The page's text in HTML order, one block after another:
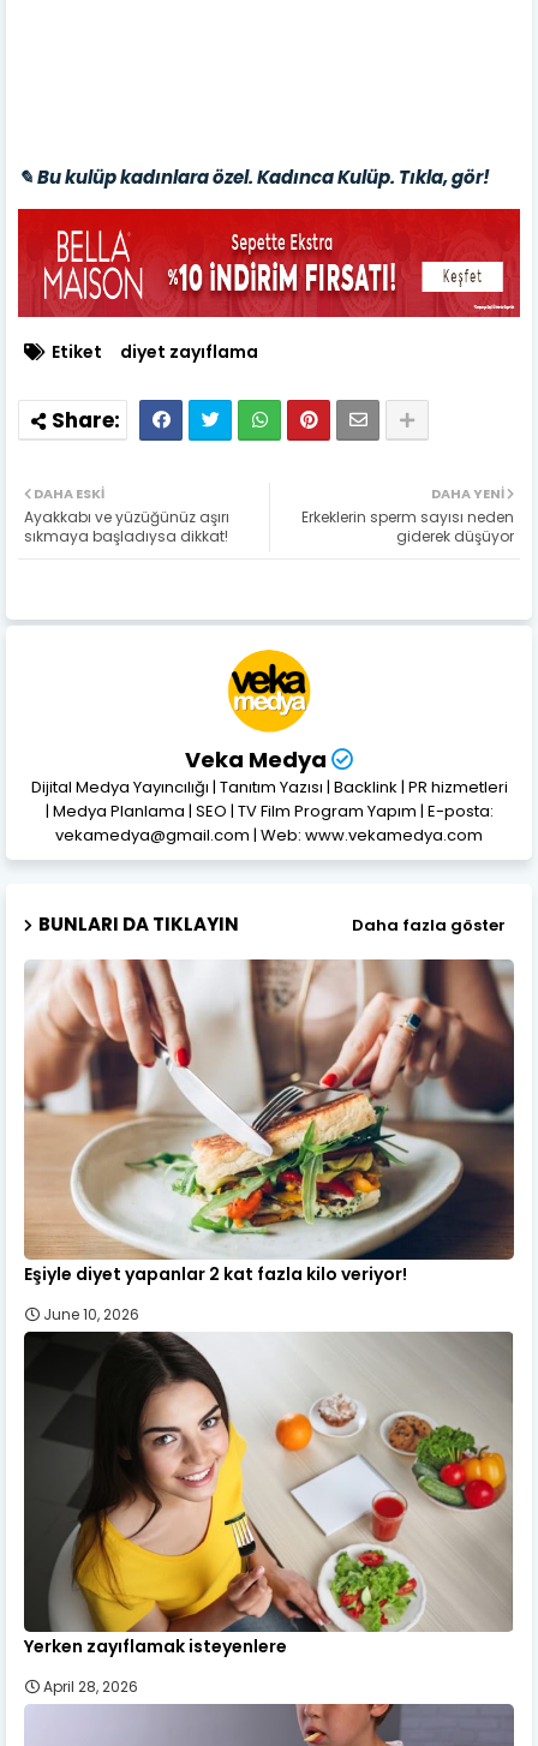
✎ Bu kulüp kadınlara özel. Kadınca Kulüp. Tıkla, gör!
Etiket diyet zayıflama
DAHA YENI
Erkeklerin sperm sayısı neden
giderek düşüyor
DAHA ESKI
Ayakkabı ve yüzüğünüz aşırı
sıkmaya başladıysa dikkat!
Veka Medya
Dijital Medya Yayıncılığı | Tanıtım Yazısı | Backlink | PR hizmetleri
| Medya Planlama | SEO | TV Film Program Yapım | E-posta:
vekamedya@gmail.com | Web: www.vekamedya.com
BUNLARI DA TIKLAYIN Daha fazla göster
Eşiyle diyet yapanlar 2 kat fazla kilo veriyor!
June 10, 2026
Yerken zayıflamak isteyenlere
April 28, 2026